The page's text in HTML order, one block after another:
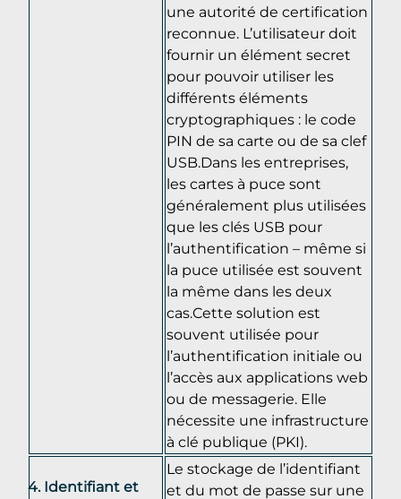
une autorité de certification
reconnue. L’utilisateur doit
fournir un élément secret
pour pouvoir utiliser les
différents éléments
cryptographiques : le code
PIN de sa carte ou de sa clef
USB.Dans les entreprises,
les cartes à puce sont
généralement plus utilisées
que les clés USB pour
l’authentification – même si
la puce utilisée est souvent
la même dans les deux
cas.Cette solution est
souvent utilisée pour
l’authentification initiale ou
l’accès aux applications web
ou de messagerie. Elle
nécessite une infrastructure
à clé publique (PKI).
Identifiant et
Le stockage de l’identifiant
et du mot de passe sur une